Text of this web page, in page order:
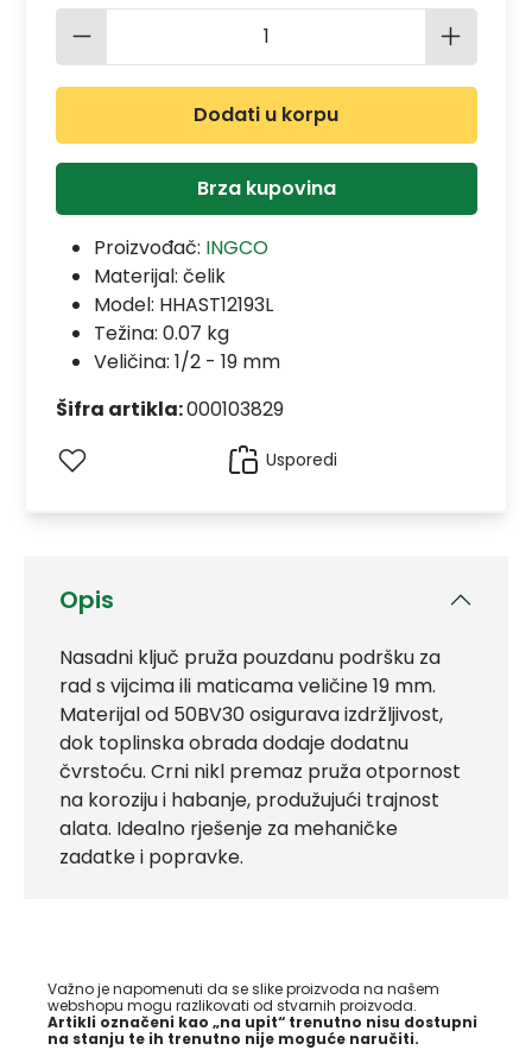
Opis
Nasadni ključ pruža pouzdanu podršku za
rad s vijcima ili maticama veličine 19 mm.
Materijal od 50BV30 osigurava izdržljivost,
dok toplinska obrada dodaje dodatnu
čvrstoću. Crni nikl premaz pruža otpornost
na koroziju i habanje, produžujući trajnost
alata. Idealno rješenje za mehaničke
zadatke i popravke.
Važno je napomenuti da se slike proizvoda na našem
webshopu mogu razlikovati od stvarnih proizvoda.
Artikli označeni kao „na upit“ trenutno nisu dostupni
na stanju te ih trenutno nije moguće naručiti.
Količina proizvoda: Unesite
Dodati u korpu
Brza kupovina
Proizvođač: INGCO
Materijal: čelik
Model: HHAST12193L
Težina: 0.07 kg
Veličina: 1/2 - 19 mm
Šifra artikla:000103829
Usporedi